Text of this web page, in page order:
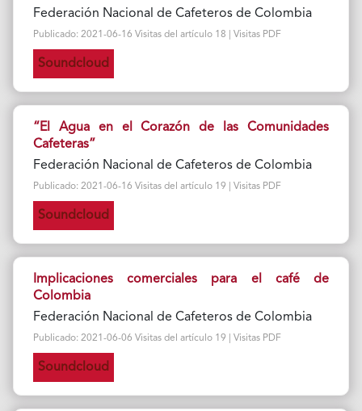
Federación Nacional de Cafeteros de Colombia
Publicado: 2021-06-16 Visitas del artículo 18 | Visitas PDF
Soundcloud
“El Agua en el Corazón de las Comunidades
Cafeteras”
Federación Nacional de Cafeteros de Colombia
Publicado: 2021-06-16 Visitas del artículo 19 | Visitas PDF
Soundcloud
Implicaciones comerciales para el café de
Colombia
Federación Nacional de Cafeteros de Colombia
Publicado: 2021-06-06 Visitas del artículo 19 | Visitas PDF
Soundcloud